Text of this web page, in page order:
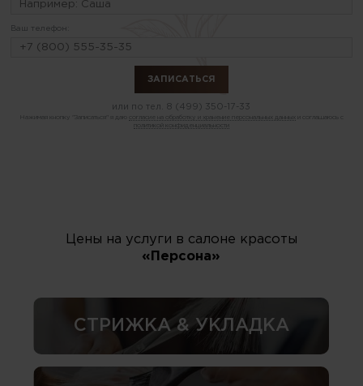
Ваш телефон:
или по тел. 8 (499) 350-17-33
Нажимая кнопку "Записаться" я даю согласие на обработку и хранение персональных данных
политикой конфиденциальности
Цены на услуги в салоне красоты
«Персона»
СТРИЖКА & УКЛАДКА